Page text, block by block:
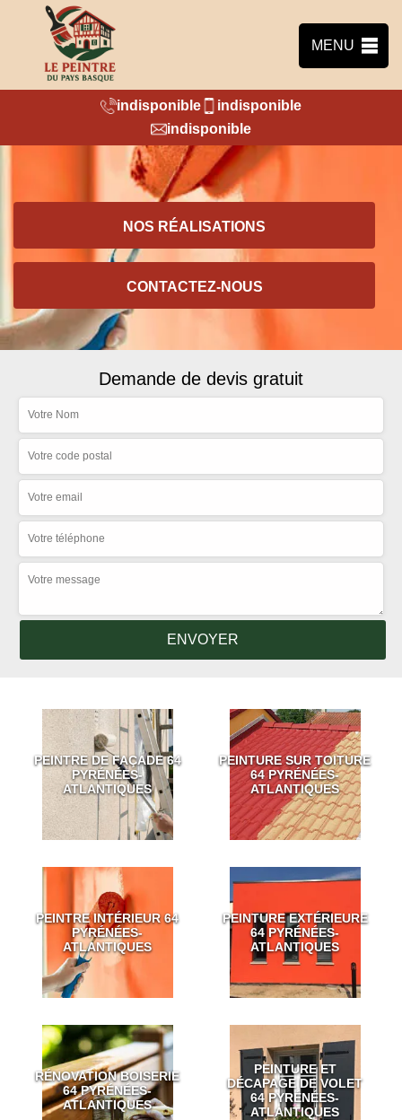
MENU
indisponible
indisponible
indisponible
NOS RÉALISATIONS
CONTACTEZ-NOUS
Demande de devis gratuit
PEINTRE DE FAÇADE 64
PYRÉNÉES-
ATLANTIQUES
PEINTURE SUR TOITURE
64 PYRÉNÉES-
ATLANTIQUES
PEINTRE INTÉRIEUR 64
PYRÉNÉES-
ATLANTIQUES
PEINTURE EXTÉRIEURE
64 PYRÉNÉES-
ATLANTIQUES
RÉNOVATION BOISERIE
64 PYRÉNÉES-
ATLANTIQUES
PEINTURE ET
DÉCAPAGE DE VOLET
64 PYRÉNÉES-
ATLANTIQUES